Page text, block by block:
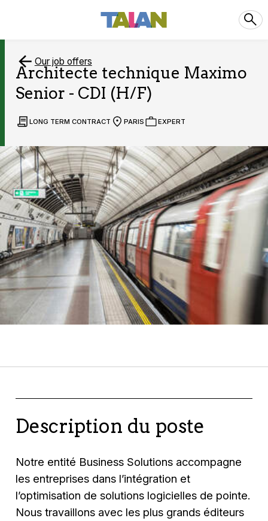
Our job offers
Architecte technique Maximo
Senior - CDI (H/F)
LONG TERM CONTRACT PARIS EXPERT
Description du poste
Notre entité Business Solutions accompagne
les entreprises dans l’intégration et
l’optimisation de solutions logicielles de pointe.
Nous travaillons avec les plus grands éditeurs